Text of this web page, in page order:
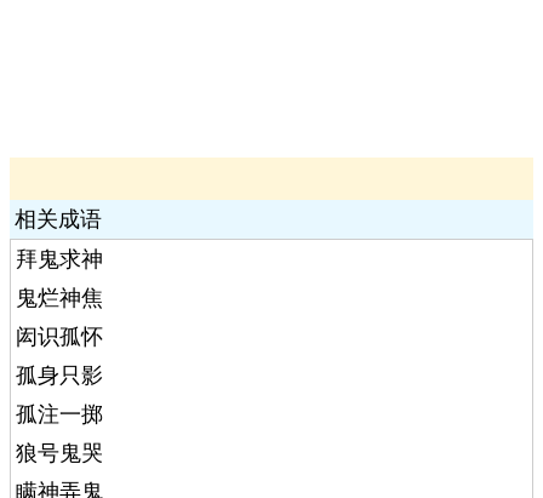
相关成语
拜鬼求神
鬼烂神焦
闳识孤怀
孤身只影
孤注一掷
狼号鬼哭
瞒神弄鬼